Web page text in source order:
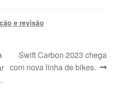
e revisão
Próximo
post:
Swift Carbon 2023 chega
com nova linha de bikes.